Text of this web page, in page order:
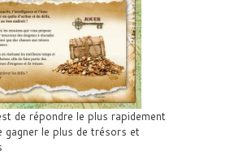
de répondre le plus rapidement
gagner le plus de trésors et